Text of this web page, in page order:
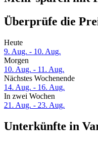
Überprüfe die
Heute
9. Aug. - 10. Aug.
Morgen
10. Aug. - 11. Aug.
Nächstes Wochenende
14. Aug. - 16. Aug.
In zwei Wochen
21. Aug. - 23. Aug.
Unterkünfte in